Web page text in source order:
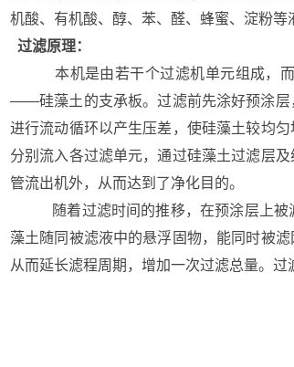
机酸、有机酸、醇、苯、醛、蜂蜜、淀粉等
过滤原理：
本机是由若干个过滤机单元组成，
——硅藻土的支承板。过滤前先涂好预涂
进行流动循环以产生压差，使硅藻土较均
分别流入各过滤单元，通过硅藻土过滤层
管流出机外，从而达到了净化目的。
随着过滤时间的推移，在预涂层上
藻土随同被滤液中的悬浮固物，能同时被
从而延长滤程周期，增加一次过滤总量。